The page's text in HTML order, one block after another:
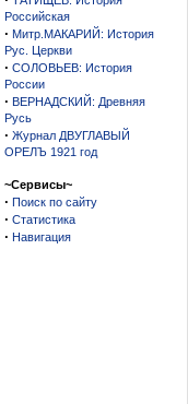
Российская
· Митр.МАКАРИЙ: История
Рус. Церкви
· СОЛОВЬЕВ: История
России
· ВЕРНАДСКИЙ: Древняя
Русь
· Журнал ДВУГЛАВЫЙ
ОРЕЛЪ 1921 год
~Сервисы~
· Поиск по сайту
· Статистика
· Навигация